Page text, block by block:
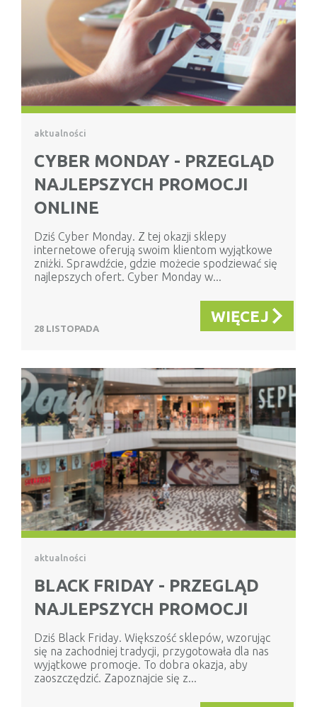
aktualności
CYBER MONDAY - PRZEGLĄD
NAJLEPSZYCH PROMOCJI
ONLINE
Dziś Cyber Monday. Z tej okazji sklepy
internetowe oferują swoim klientom wyjątkowe
zniżki. Sprawdźcie, gdzie możecie spodziewać się
najlepszych ofert. Cyber Monday w...
28 LISTOPADA
WIĘCEJ
aktualności
BLACK FRIDAY - PRZEGLĄD
NAJLEPSZYCH PROMOCJI
Dziś Black Friday. Większość sklepów, wzorując
się na zachodniej tradycji, przygotowała dla nas
wyjątkowe promocje. To dobra okazja, aby
zaoszczędzić. Zapoznajcie się z...